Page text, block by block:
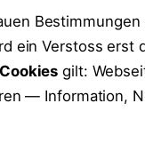
Bestimmungen
ein Verstoss erst
Cookies gilt:
— Information,